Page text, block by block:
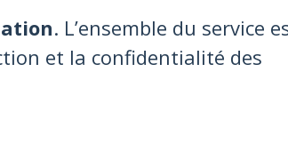
. L’ensemble du service
et la confidentialité des